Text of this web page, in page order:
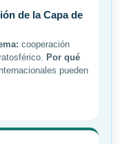
de la Capa de
cooperación
Por qué
pueden